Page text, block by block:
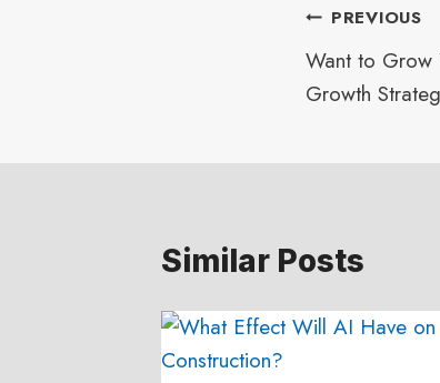
Post
PREVIOUS
Want to Grow
Growth
Similar Posts